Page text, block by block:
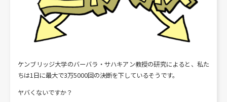
ケンブリッジ大学のバーバラ・サハキアン教授の研究によると、私た
ちは1日に最大で3万5000回の決断を下しているそうです。
ヤバくないですか？